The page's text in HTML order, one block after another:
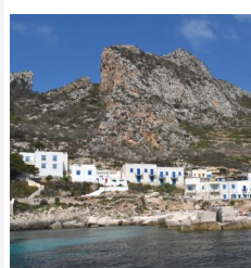
Częstochowa,
Lubliniec,
Myszków